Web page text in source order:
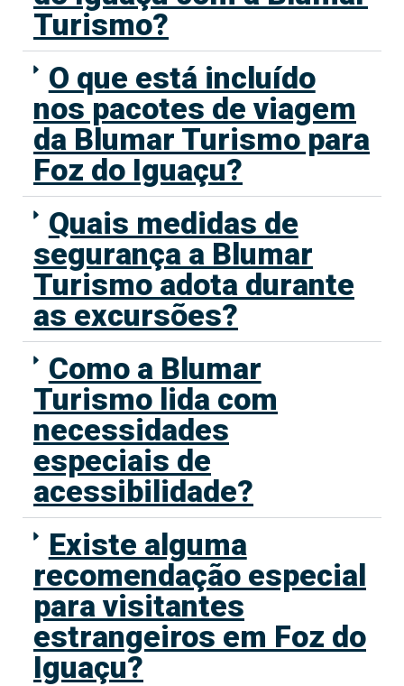
Turismo?
O que está incluído
nos pacotes de viagem
da Blumar Turismo para
Foz do Iguaçu?
Quais medidas de
segurança a Blumar
Turismo adota durante
as excursões?
Como a Blumar
Turismo lida com
necessidades
especiais de
acessibilidade?
Existe alguma
recomendação especial
para visitantes
estrangeiros em Foz do
Iguaçu?